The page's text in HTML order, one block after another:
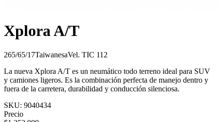
Xplora A/T
265/65/17TaiwanesaVel. TIC 112
La nueva Xplora A/T es un neumático todo terreno ideal para SUV
y camiones ligeros. Es la combinación perfecta de manejo dentro y
fuera de la carretera, durabilidad y conducción silenciosa.
SKU: 9040434
Precio